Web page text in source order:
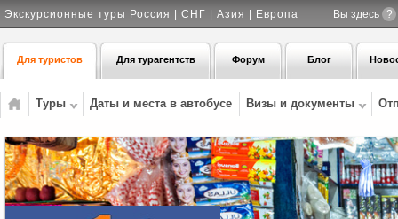
Экскурсионные туры Россия | СНГ | Азия | Европа Вы здесь ?
Для туристов Для турагентств Форум Блог
Туры Даты и места в автобусе Визы и документы